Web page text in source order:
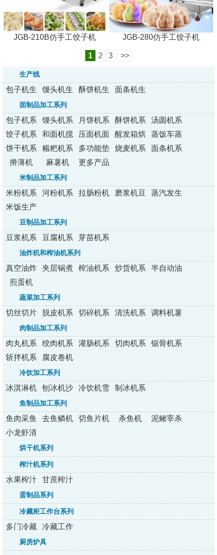
JGB-210B仿手工饺子机 JGB-280仿手工饺子机
1 2 3 >>
生产线
包子机生
产线
馒头机生
产线
酥饼机生
面条机生
面制品加工系列
包子机系
列
馒头机系
列
月饼机系
列
酥饼机系
列
汤圆机系
列
饺子机系
列
和面机搅
拌机
压面机面
条机
醒发箱烘
烤炉
蒸饭车蒸
包炉
饼干机系
列
糍粑机系
列
多功能垫
纸机
烧麦机系
面条机系
擀薄机 麻薯机 更多产品
米制品加工系列
米粉机系
列
河粉机系
拉肠粉机
磨浆机豆
蒸汽发生
米饭生产
线
豆制品加工系列
豆浆机系
列
豆腐机系
列
芽苗机系
油炸机和榨油机系列
真空油炸
机
夹层锅煮
榨油机系
炒货机系
半自动油
煎蛋机
蔬菜加工系列
切丝切片
切丁机
脱皮机系
列
切碎机系
清洗机系
调料机薯
肉制品加工系列
肉丸机系
列
绞肉机系
列
灌肠机系
切肉机系
锯骨机系
斩拌机系
列
腐皮卷机
冷饮加工系列
冰淇淋机
系列
刨冰机沙
冰机
冷饮机雪
制冰机系
鱼制品加工系列
鱼肉采鱼
机
去鱼鳞机 切鱼片机 杀鱼机
泥鳅宰杀
小龙虾清
洗机
烘干机系列
榨汁机系列
水果榨汁
机系列
甘蔗榨汁
机系列
蛋制品系列
冷藏柜工作台系列
多门冷藏
柜系列
冷藏工作
厨房炉具